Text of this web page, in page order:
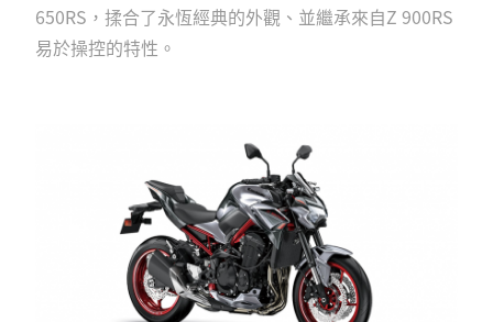
650RS，揉合了永恆經典的外觀、並繼承來自Z 900RS
易於操控的特性。